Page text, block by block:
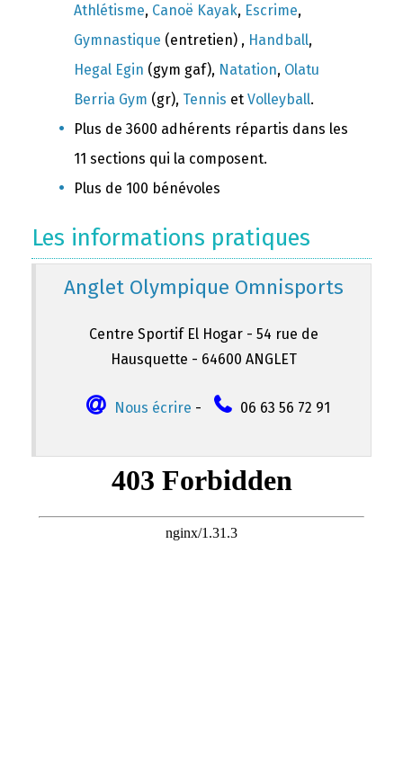
Athlétisme, Canoë Kayak, Escrime,
Gymnastique (entretien) , Handball,
Hegal Egin (gym gaf), Natation, Olatu
Berria Gym (gr), Tennis et Volleyball.
Plus de 3600 adhérents répartis dans les
11 sections qui la composent.
Plus de 100 bénévoles
Les informations pratiques
Anglet Olympique Omnisports
Centre Sportif El Hogar - 54 rue de
Hausquette - 64600 ANGLET
Nous écrire - 06 63 56 72 91